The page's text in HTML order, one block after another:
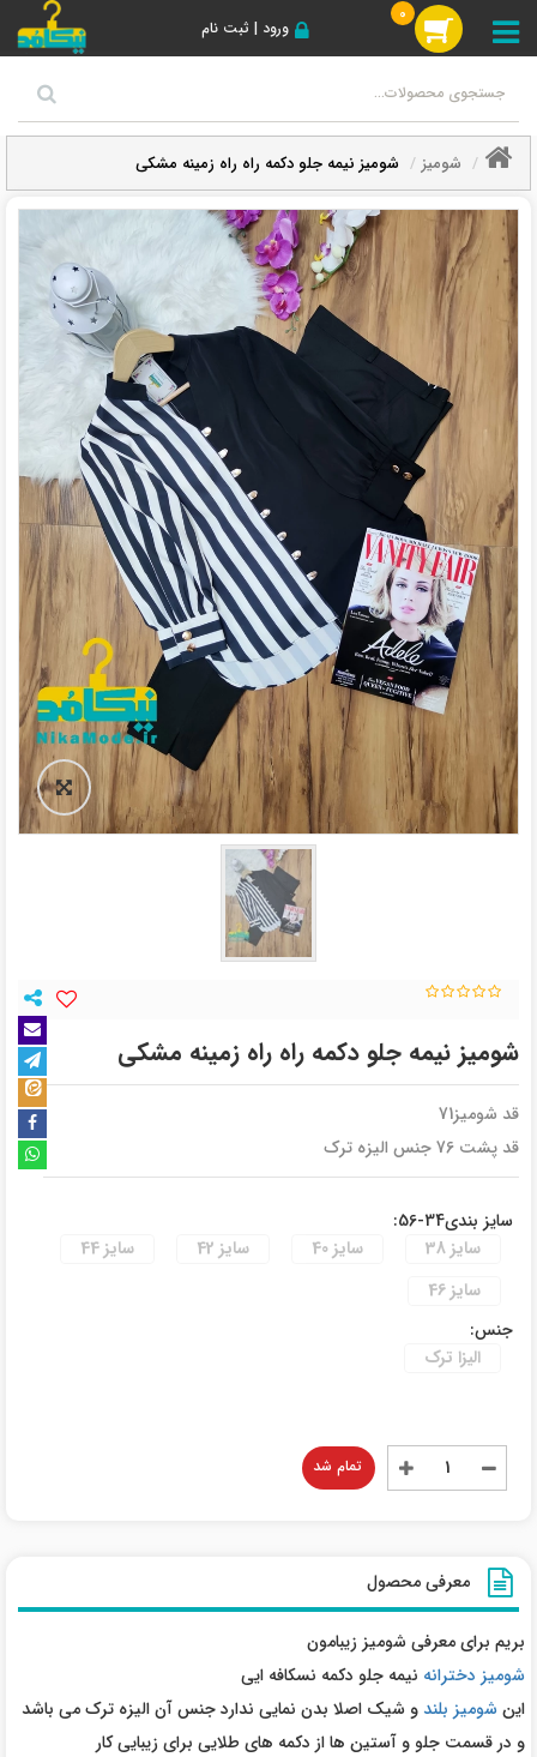
ورود | ثبت نام
0
شومیز شومیز نیمه جلو دکمه راه راه زمینه مشکی
شومیز نیمه جلو دکمه راه راه زمینه مشکی
قد شومیز71
قد پشت 76 جنس الیزه ترک
سایز بندی34-56:
سایز 38
سایز 40 سایز 42
سایز 44
سایز 46
جنس:
الیزا ترک
تمام شد
معرفی محصول
بریم برای معرفی شومیز زیبامون
شومیز دخترانه نیمه جلو دکمه نسکافه ایی
این شومیز بلندو شیک اصلا بدن نمایی ندارد جنس آن الیزه ترک می باشد
و در قسمت جلو و آستین ها از دکمه های طلایی برای زیبایی کار